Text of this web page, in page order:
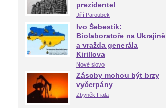
prezidente!
Jiří Paroubek
Ivo Šebestík:
Biolaboratoře na Ukrajině
a vražda generála
Kirillova
Nové slovo
Zásoby mohou být brzy
vyčerpány
Zbyněk Fiala